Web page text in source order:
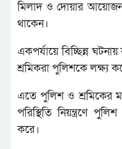
মিলাদ ও দোয়ার আয়োজন
থাকেন।
একপর্যায়ে বিচ্ছিন্ন
শ্রমিকরা পুলিশকে লক্ষ্য
এতে পুলিশ ও শ্রমিকের
পরিস্থিতি নিয়ন্ত্রণে
করে।